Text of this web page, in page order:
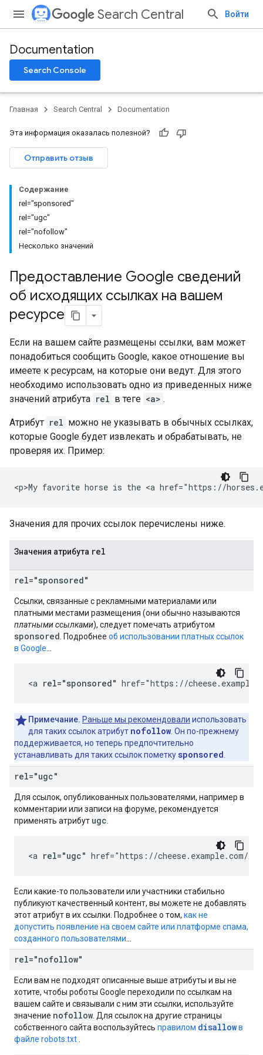
Search Central Войти
Documentation
Search Console
Главная Search Central Documentation
Эта информация оказалась полезной?
Отправить отзыв
Содержание
rel="sponsored"
rel="ugc"
rel="nofollow"
Несколько значений
Предоставление Google сведений
об исходящих ссылках на вашем
ресурсе
Если на вашем сайте размещены ссылки, вам может
понадобиться сообщить Google, какое отношение вы
имеете к ресурсам, на которые они ведут. Для этого
необходимо использовать одно из приведенных ниже
значений атрибута rel в теге <a> .
Атрибут rel можно не указывать в обычных ссылках,
которые Google будет извлекать и обрабатывать, не
проверяя их. Пример:
<p>My favorite horse is the <a href="https://
Значения для прочих ссылок перечислены ниже.
Значения атрибута rel
rel="sponsored"
Ссылки, связанные с рекламными материалами или
платными местами размещения (они обычно называются
платными ссылками), следует помечать атрибутом
sponsored . Подробнее об использовании платных ссылок
в Google
<a rel="sponsored" href="https://
Примечание. Раньше мы рекомендовали использовать
для таких ссылок атрибут nofollow . Он по-прежнему
поддерживается, но теперь предпочтительно
устанавливать для таких ссылок пометку sponsored
rel="ugc"
Для ссылок, опубликованных пользователями, например в
комментарии или записи на форуме, рекомендуется
применять атрибут ugc
<a rel="ugc" href="https://cheese.example.com/
Если какие-то пользователи или участники стабильно
публикуют качественный контент, вы можете не добавлять
этот атрибут в их ссылки. Подробнее о том, как не
допустить появление на своем сайте или платформе спама,
созданного пользователями
rel="nofollow"
Если вам не подходят описанные выше атрибуты и вы не
хотите, чтобы роботы Google переходили по ссылкам на
вашем сайте и связывали с ним эти ссылки, используйте
значение nofollow . Для ссылок на другие страницы
собственного сайта воспользуйтесь правилом disallowв
файле robots.txt